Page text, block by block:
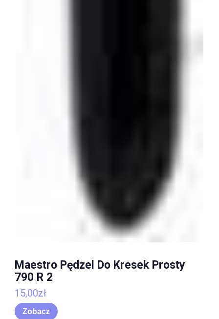
Maestro Pędzel Do Kresek Prosty
790 R 2
15,00zł
Zobacz